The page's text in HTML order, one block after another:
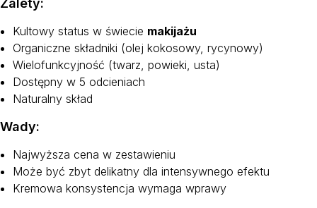
Zalety:
Kultowy status w świecie makijażu
Organiczne składniki (olej kokosowy, rycynowy)
Wielofunkcyjność (twarz, powieki, usta)
Dostępny w 5 odcieniach
Naturalny skład
Wady:
Najwyższa cena w zestawieniu
Może być zbyt delikatny dla intensywnego efektu
Kremowa konsystencja wymaga wprawy